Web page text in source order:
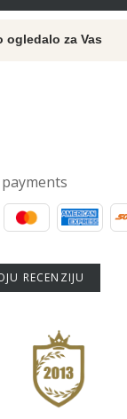
ogledalo za Vas
RECENZIJU